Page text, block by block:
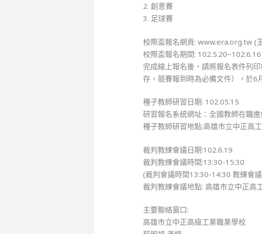
2. 創意賽
3. 足球賽
校際盃報名網頁: www.era.org.tw (
校際盃報名期間: 102.5.20~102.6.16
完成線上報名後，請將報名表件列
存，競賽報到時為必備文件），於6
種子教師研習日期: 102.05.15
研習報名系統網址：全國教師在職
種子教師研習地點:高雄市立中正高
裁判教練會議日期:102.6.19
裁判教練會議時間:13:30-15:30
(裁判會議時間13:30-14:30 教練會
裁判教練會議地點: 高雄市立中正高
主要聯絡窗口:
高雄市立中正高級工業職業學校